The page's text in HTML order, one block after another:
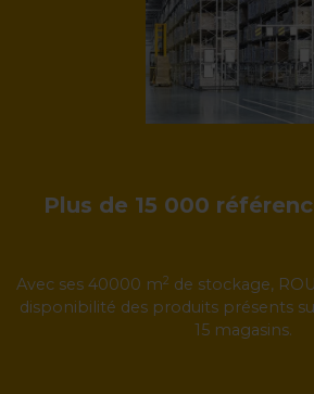
Plus de 15 000
Avec ses 40000 m2 de stockage,
disponibilité des produits présents
15 magasins.